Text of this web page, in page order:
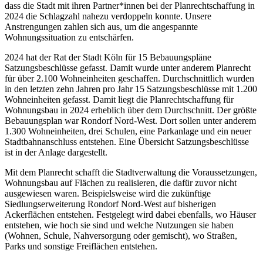
dass die Stadt mit ihren Partner*innen bei der Planrechtschaffung in
2024 die Schlagzahl nahezu verdoppeln konnte. Unsere
Anstrengungen zahlen sich aus, um die angespannte
Wohnungssituation zu entschärfen.
2024 hat der Rat der Stadt Köln für 15 Bebauungspläne
Satzungsbeschlüsse gefasst. Damit wurde unter anderem Planrecht
für über 2.100 Wohneinheiten geschaffen. Durchschnittlich wurden
in den letzten zehn Jahren pro Jahr 15 Satzungsbeschlüsse mit 1.200
Wohneinheiten gefasst. Damit liegt die Planrechtschaffung für
Wohnungsbau in 2024 erheblich über dem Durchschnitt. Der größte
Bebauungsplan war Rondorf Nord-West. Dort sollen unter anderem
1.300 Wohneinheiten, drei Schulen, eine Parkanlage und ein neuer
Stadtbahnanschluss entstehen. Eine Übersicht Satzungsbeschlüsse
ist in der Anlage dargestellt.
Mit dem Planrecht schafft die Stadtverwaltung die Voraussetzungen,
Wohnungsbau auf Flächen zu realisieren, die dafür zuvor nicht
ausgewiesen waren. Beispielsweise wird die zukünftige
Siedlungserweiterung Rondorf Nord-West auf bisherigen
Ackerflächen entstehen. Festgelegt wird dabei ebenfalls, wo Häuser
entstehen, wie hoch sie sind und welche Nutzungen sie haben
(Wohnen, Schule, Nahversorgung oder gemischt), wo Straßen,
Parks und sonstige Freiflächen entstehen.